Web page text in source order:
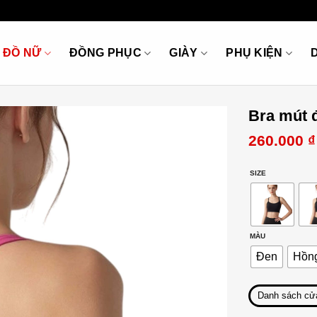
ĐỒ NỮ ĐỒNG PHỤC GIÀY PHỤ KIỆN
Bra mút
260.000 ₫
SIZE
MÀU
Đen
Danh sách